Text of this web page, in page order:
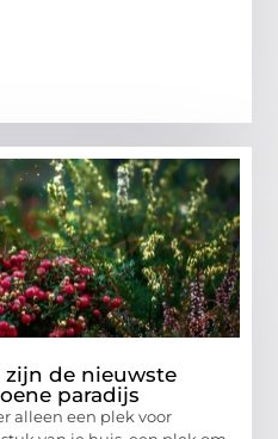
zijn de nieuwste
paradijs
alleen een plek voor